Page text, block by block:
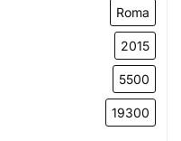
Roma
2015
5500
19300